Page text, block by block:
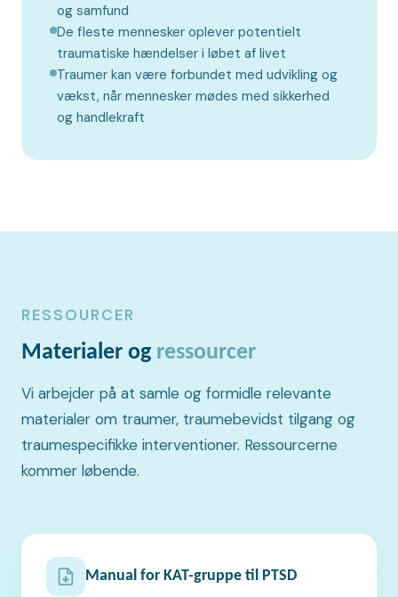
og samfund
De fleste mennesker oplever potentielt
traumatiske hændelser i løbet af livet
Traumer kan være forbundet med udvikling og
vækst, når mennesker mødes med sikkerhed
og handlekraft
RESSOURCER
Materialer og ressourcer
Vi arbejder på at samle og formidle relevante
materialer om traumer, traumebevidst tilgang og
traumespecifikke interventioner. Ressourcerne
kommer løbende.
Manual for KAT-gruppe til PTSD